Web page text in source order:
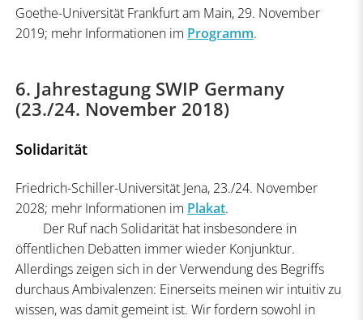
Goethe-Universität Frankfurt am Main, 29. November
2019; mehr Informationen im Programm.
6. Jahrestagung SWIP Germany
(23./24. November 2018)
Solidarität
Friedrich-Schiller-Universität Jena, 23./24. November
2028; mehr Informationen im Plakat.
Der Ruf nach Solidarität hat insbesondere in
öffentlichen Debatten immer wieder Konjunktur.
Allerdings zeigen sich in der Verwendung des Begriffs
durchaus Ambivalenzen: Einerseits meinen wir intuitiv zu
wissen, was damit gemeint ist. Wir fordern sowohl in